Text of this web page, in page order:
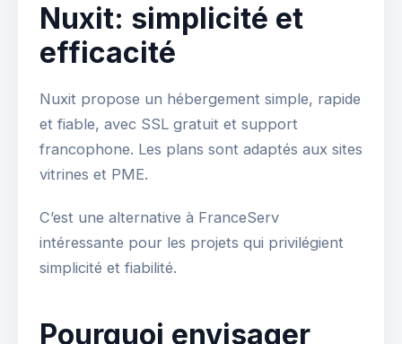
Nuxit: simplicité et
efficacité
Nuxit propose un hébergement simple, rapide
et fiable, avec SSL gratuit et support
francophone. Les plans sont adaptés aux sites
vitrines et PME.
C’est une alternative à FranceServ
intéressante pour les projets qui privilégient
simplicité et fiabilité.
Pourquoi envisager